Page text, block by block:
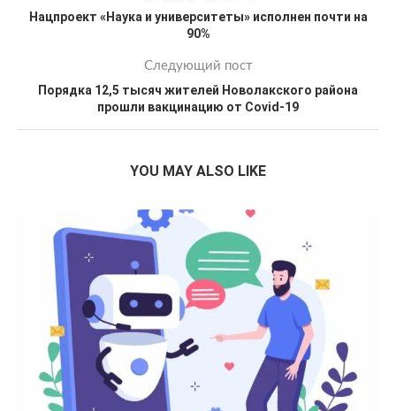
Нацпроект «Наука и университеты» исполнен почти на
90%
Следующий пост
Порядка 12,5 тысяч жителей Новолакского района
прошли вакцинацию от Covid-19
YOU MAY ALSO LIKE